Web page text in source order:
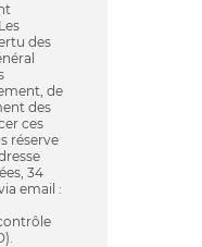
des
de
des
ces
réserve
34
email :